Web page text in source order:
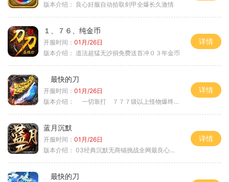
版本介绍：
良心好服自动拾取剑甲全爆长久激情
１、７６、纯金币
开服时间： 01月/26日
版本介绍： 道法超猛无沙捐免费送首冲０３年金币
详情
最快的刀
开服时间： 01月/26日
版本介绍：
一切靠打 ７７７级以上怪物爆终极
详情
蓝月沉默
开服时间： 01月/26日
版本介绍： 03经典沉默无商铺挑战全网最良心沉默
详情
最快的刀